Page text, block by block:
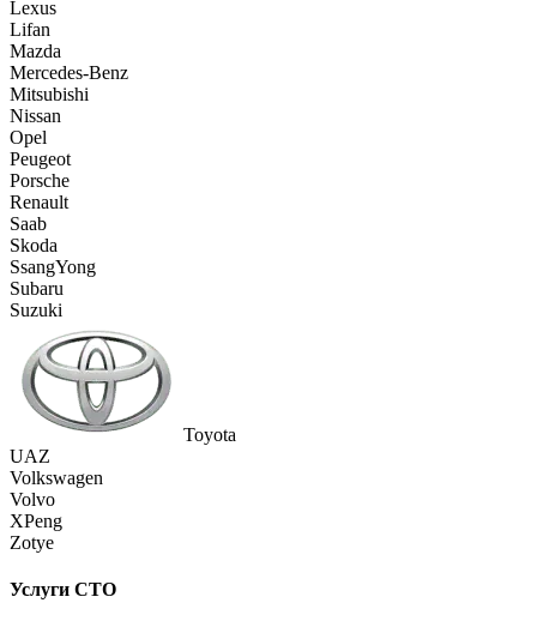
Lexus
Lifan
Mazda
Mercedes-Benz
Mitsubishi
Nissan
Opel
Peugeot
Porsche
Renault
Saab
Skoda
SsangYong
Subaru
Suzuki
Toyota
UAZ
Volkswagen
Volvo
XPeng
Zotye
Услуги СТО